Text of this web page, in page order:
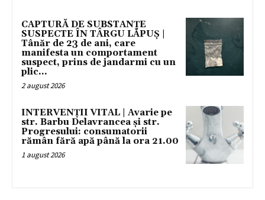
CAPTURĂ DE SUBSTANȚE
SUSPECTE ÎN TÂRGU LĂPUȘ |
Tânăr de 23 de ani, care
manifesta un comportament
suspect, prins de jandarmi cu un
plic...
2 august 2026
INTERVENȚII VITAL | Avarie pe
str. Barbu Delavrancea și str.
Progresului: consumatorii
rămân fără apă până la ora 21.00
1 august 2026